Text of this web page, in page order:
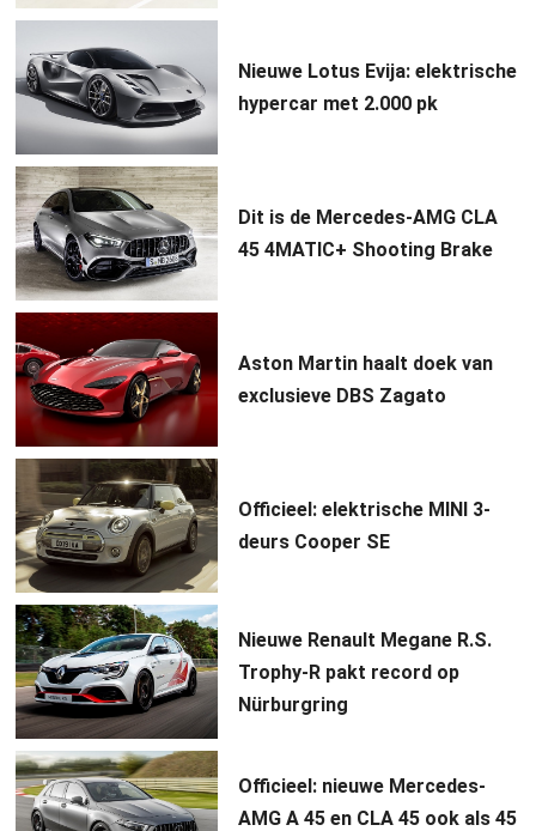
Nieuwe Lotus Evija: elektrische
hypercar met 2.000 pk
Dit is de Mercedes-AMG CLA
45 4MATIC+ Shooting Brake
Aston Martin haalt doek van
exclusieve DBS Zagato
Officieel: elektrische MINI 3-
deurs Cooper SE
Nieuwe Renault Megane R.S.
Trophy-R pakt record op
Nürburgring
Officieel: nieuwe Mercedes-
AMG A 45 en CLA 45 ook als 45